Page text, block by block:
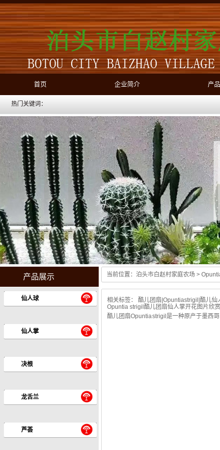
首页 企业简介 产
热门关键词：
产品展示
Guang hui stoves center
仙人球
仙人掌
决根
龙舌兰
芦荟
当前位置： 泊头市白赵村家庭农场 >
相关标签： 酷儿团扇 Opuntiastrigil 酷儿仙
Opuntia strigil酷儿团扇仙人掌开花图片欣赏
酷儿团扇Opuntia strigil是一种原产于墨西